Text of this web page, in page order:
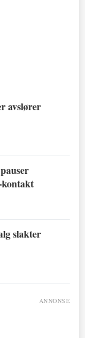
avslører
kontakt
slakter
ANNONSE